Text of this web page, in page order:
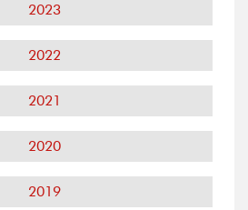
2023
2022
2021
2020
2019